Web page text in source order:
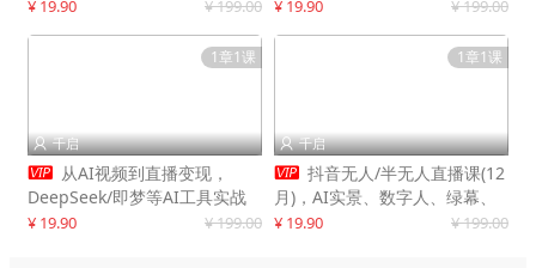
系统教学，快速入行月入2w+
¥ 19.90 ¥ 199.00 打造门店IP，稳定获客增收
¥ 19.90 ¥ 199.00
1章1课
 千启
 从AI视频到直播变现，
DeepSeek/即梦等AI工具实战
教学，生产爆款视频，打造高流
¥ 19.90 ¥ 199.00
1章1课
 千启
 抖音无人/半无人直播课(12
月)，AI实景、数字人、绿幕、
多种玩法、24小时自动盈利
¥ 19.90 ¥ 199.00